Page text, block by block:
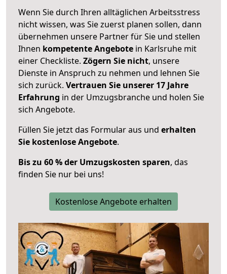
Wenn Sie durch Ihren alltäglichen Arbeitsstress
nicht wissen, was Sie zuerst planen sollen, dann
übernehmen unsere Partner für Sie und stellen
Ihnen kompetente Angebote in Karlsruhe mit
einer Checkliste. Zögern Sie nicht, unsere
Dienste in Anspruch zu nehmen und lehnen Sie
sich zurück. Vertrauen Sie unserer 17 Jahre
Erfahrung in der Umzugsbranche und holen Sie
sich Angebote.
Füllen Sie jetzt das Formular aus und erhalten
Sie kostenlose Angebote.
Bis zu 60 % der Umzugskosten sparen, das
finden Sie nur bei uns!
Kostenlose Angebote erhalten